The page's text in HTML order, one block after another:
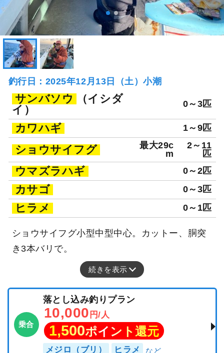
釣行日：2025年12月13日（土）小潮
サンバソウ
（イシダ
イ）
0～3匹
カワハギ 1～9匹
ショウサイフグ
最大29c
m
2～11
匹
ウマズラハギ 0～2匹
カサゴ 0～3匹
ヒラメ 0～1匹
ショウサイフグ小型中型中心。カットー、胴突
き3本バリで。
続きを表示
乗合
落とし込み釣りプラン
10,000 円/人
1,500ポイント還元
メジロ（ブリ） ヒラメ